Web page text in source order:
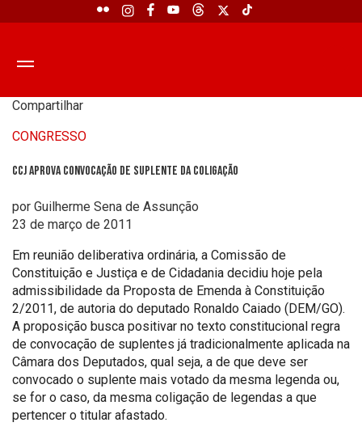
Compartilhar
CONGRESSO
CCJ aprova convocação de suplente da coligação
por Guilherme Sena de Assunção
23 de março de 2011
Em reunião deliberativa ordinária, a Comissão de
Constituição e Justiça e de Cidadania decidiu hoje pela
admissibilidade da Proposta de Emenda à Constituição
2/2011, de autoria do deputado Ronaldo Caiado (DEM/GO).
A proposição busca positivar no texto constitucional regra
de convocação de suplentes já tradicionalmente aplicada na
Câmara dos Deputados, qual seja, a de que deve ser
convocado o suplente mais votado da mesma legenda ou,
se for o caso, da mesma coligação de legendas a que
pertencer o titular afastado.